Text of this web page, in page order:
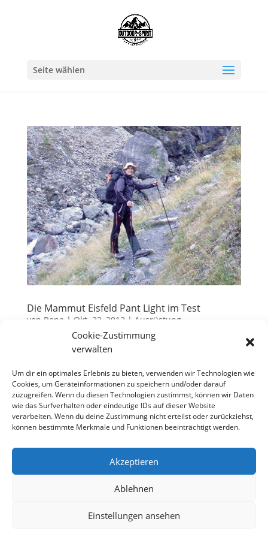
Cookie-Zustimmung
verwalten
Um dir ein optimales Erlebnis zu bieten, verwenden wir Technologien wie
Cookies, um Geräteinformationen zu speichern und/oder darauf
zuzugreifen. Wenn du diesen Technologien zustimmst, können wir Daten
wie das Surfverhalten oder eindeutige IDs auf dieser Website
verarbeiten. Wenn du deine Zustimmung nicht erteilst oder zurückziehst,
können bestimmte Merkmale und Funktionen beeinträchtigt werden.
Akzeptieren
Ablehnen
Einstellungen ansehen
Seite wählen
Die Mammut Eisfeld Pant Light im Test
von Rene | Okt. 22, 2012 | Ausrüstung
Mit freundlicher Unterstützung durch die
Gelegenheit, die Eisfeld Pant Light Softshellhose von
Mammut zu testen. Die Hose kam genau zum
richtigen Zeitpunkt. Der Sommer war vorüber für
dieses Jahr und der beginnende...
Datenschutzerklärung
Impressum
Cookie-Richtlinie (EU)